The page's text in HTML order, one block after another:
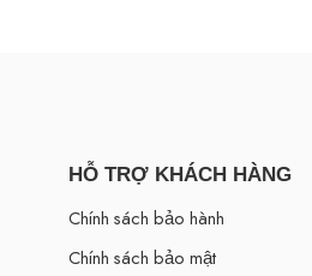
HỖ TRỢ KHÁCH HÀNG
Chính sách bảo hành
Chính sách bảo mật